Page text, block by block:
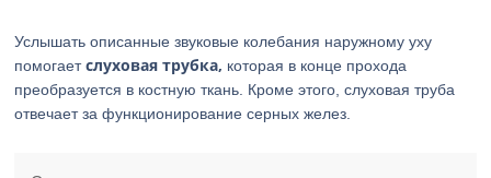
Услышать описанные звуковые колебания наружному уху
помогаетслуховая трубка, которая в конце прохода
преобразуется в костную ткань. Кроме этого, слуховая труба
отвечает за функционирование серных желез.